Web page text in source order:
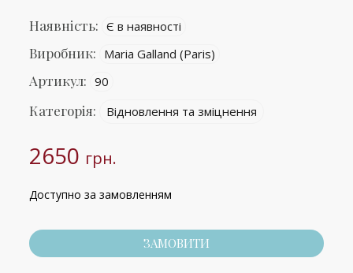
Наявність: Є в наявності
Виробник: Maria Galland (Paris)
Артикул: 90
Категорія: Відновлення та зміцнення
2650 грн.
Доступно за замовленням
ЗАМОВИТИ